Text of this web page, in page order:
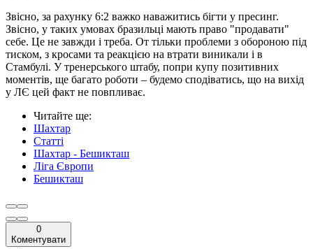
Звісно, за рахунку 6:2 важко наважитись бігти у пресинг.
Звісно, у таких умовах бразильці мають право "продавати"
себе. Це не завжди і треба. От тільки проблеми з обороною під
тиском, з кросами та реакцією на втрати виникали і в
Стамбулі. У тренерського штабу, попри купу позитивних
моментів, ще багато роботи – будемо сподіватись, що на вихід
у ЛЄ цей факт не повпливає.
Читайте ще:
Шахтар
Статті
Шахтар - Бешикташ
Ліга Європи
Бешикташ
0
Коментувати